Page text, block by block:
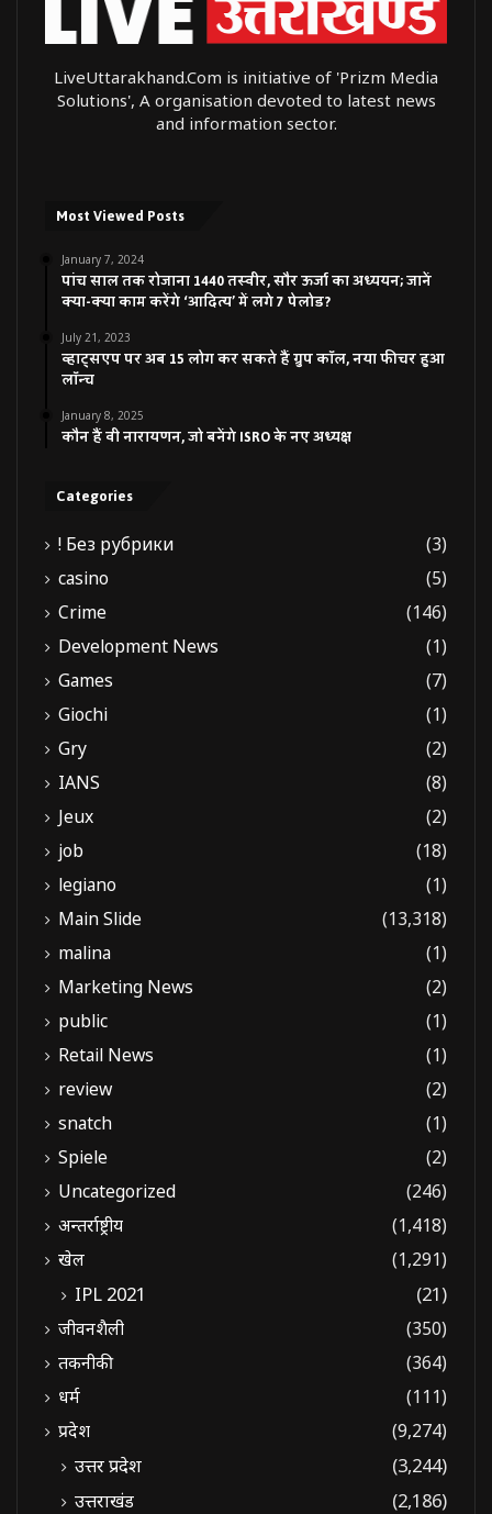
LiveUttarakhand.Com is initiative of 'Prizm Media
Solutions', A organisation devoted to latest news
and information sector.
Most Viewed Posts
January 7, 2024
पांच साल तक रोजाना 1440 तस्वीर, सौर ऊर्जा का अध्ययन; जानें
क्या-क्या काम करेंगे ‘आदित्य’ में लगे 7 पेलोड?
July 21, 2023
व्हाट्सएप पर अब 15 लोग कर सकते हैं ग्रुप कॉल, नया फीचर हुआ
लॉन्च
January 8, 2025
कौन हैं वी नारायणन, जो बनेंगे ISRO के नए अध्यक्ष
Categories
! Без рубрики
(3)
casino
(5)
Crime
(146)
Development News
(1)
Games
(7)
Giochi
(1)
Gry
(2)
IANS
(8)
Jeux
(2)
job
(18)
legiano
(1)
Main Slide
(13,318)
malina
(1)
Marketing News
(2)
public
(1)
Retail News
(1)
review
(2)
snatch
(1)
Spiele
(2)
Uncategorized
(246)
अन्तर्राष्ट्रीय
(1,418)
खेल
(1,291)
IPL 2021 (21)
जीवनशैली
(350)
तकनीकी
(364)
धर्म
(111)
प्रदेश
(9,274)
उत्तर प्रदेश
(3,244)
उत्तराखंड
(2,186)